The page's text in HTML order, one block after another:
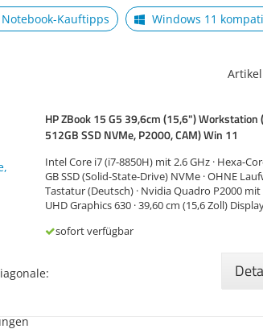
Notebook-Kauftipps Windows 11
HP ZBook 15 G5 39,6cm (15,6") Workstation
512GB SSD NVMe, P2000, CAM) Win 11
Intel Core i7 (i7-8850H) mit 2.6 GHz · Hexa-
GB SSD (Solid-State-Drive) NVMe · OHNE
Tastatur (Deutsch) · Nvidia Quadro P2000
UHD Graphics 630 · 39,60 cm (15,6 Zoll)
sofort verfügbar